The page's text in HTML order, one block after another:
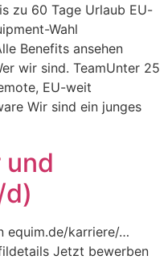
zu 60 Tage Urlaub EU-
Wahl
Benefits ansehen
wir sind. TeamUnter 25
EU-weit
Wir sind ein junges
und
equim.de/karriere/…
Jetzt bewerben